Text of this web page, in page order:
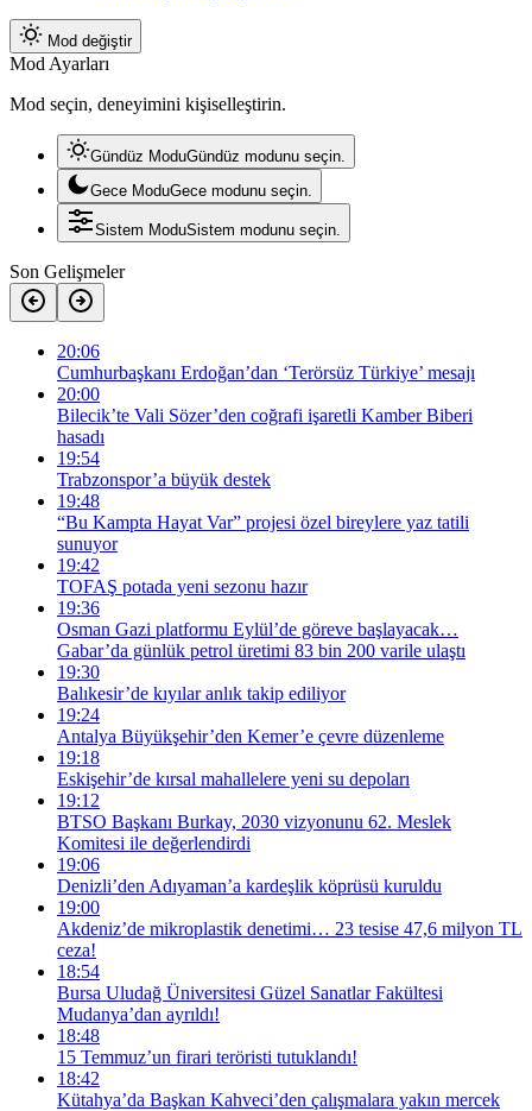
Mod değiştir
Mod Ayarları
Mod seçin, deneyimini kişiselleştirin.
Gündüz ModuGündüz modunu seçin.
Gece ModuGece modunu seçin.
Sistem ModuSistem modunu seçin.
Son Gelişmeler
20:06
Cumhurbaşkanı Erdoğan’dan ‘Terörsüz Türkiye’ mesajı
20:00
Bilecik’te Vali Sözer’den coğrafi işaretli Kamber Biberi
hasadı
19:54
Trabzonspor’a büyük destek
19:48
“Bu Kampta Hayat Var” projesi özel bireylere yaz tatili
sunuyor
19:42
TOFAŞ potada yeni sezonu hazır
19:36
Osman Gazi platformu Eylül’de göreve başlayacak…
Gabar’da günlük petrol üretimi 83 bin 200 varile ulaştı
19:30
Balıkesir’de kıyılar anlık takip ediliyor
19:24
Antalya Büyükşehir’den Kemer’e çevre düzenleme
19:18
Eskişehir’de kırsal mahallelere yeni su depoları
19:12
BTSO Başkanı Burkay, 2030 vizyonunu 62. Meslek
Komitesi ile değerlendirdi
19:06
Denizli’den Adıyaman’a kardeşlik köprüsü kuruldu
19:00
Akdeniz’de mikroplastik denetimi… 23 tesise 47,6 milyon TL
ceza!
18:54
Bursa Uludağ Üniversitesi Güzel Sanatlar Fakültesi
Mudanya’dan ayrıldı!
18:48
15 Temmuz’un firari teröristi tutuklandı!
18:42
Kütahya’da Başkan Kahveci’den çalışmalara yakın mercek